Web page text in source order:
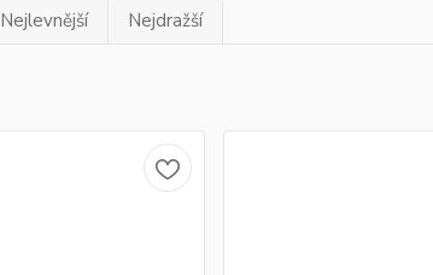
Nejlevnější Nejdražší